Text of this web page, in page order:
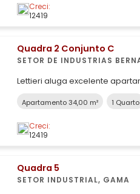
lar perfeito
Creci:
12419
Quadra 2 Conjunto C
SETOR DE INDUSTRIAS
Lettieri aluga excelente apartamento
Banheiro social; - Armários
Apartamento 34,00 m² 1 Quarto
Creci:
12419
Quadra 5
SETOR INDUSTRIAL, GAMA